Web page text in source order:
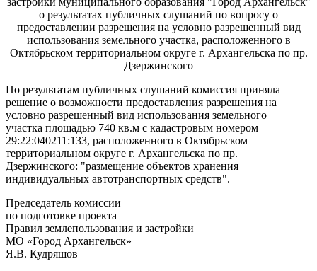
о результатах публичных слушаний по вопросу о
предоставлении разрешения на условно разрешенный вид
использования земельного участка, расположенного в
Октябрьском территориальном округе г. Архангельска по пр.
Дзержинского
По результатам публичных слушаний комиссия приняла
решение о возможности предоставления разрешения на
условно разрешенный вид использования земельного
участка площадью 740 кв.м с кадастровым номером
29:22:040211:133, расположенного в Октябрьском
территориальном округе г. Архангельска по пр.
Дзержинского: "размещение объектов хранения
индивидуальных автотранспортных средств".
Председатель комиссии
по подготовке проекта
Правил землепользования и застройки
МО «Город Архангельск»
Я.В. Кудряшов